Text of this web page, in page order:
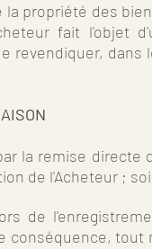
propriété des
fait l'objet
revendiquer,
la remise directe
de l'Acheteur ;
de
conséquence,